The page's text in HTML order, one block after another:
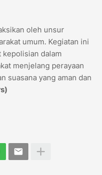
oleh unsur
umum. Kegiatan ini
dalam
menjelang perayaan
suasana yang aman dan